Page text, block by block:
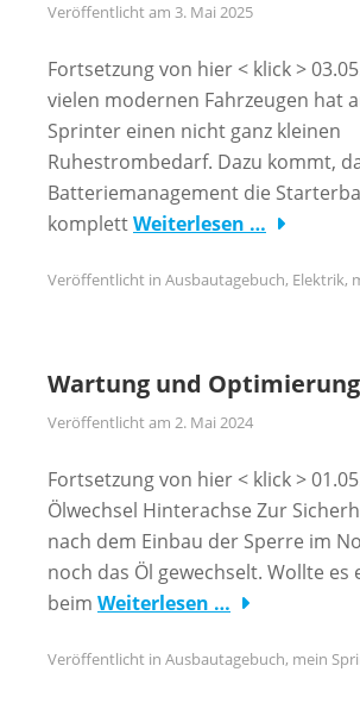
Veröffentlicht am 3. Mai 2025
Fortsetzung von hier < klick >
vielen modernen Fahrzeugen hat
Sprinter einen nicht ganz kleinen
Ruhestrombedarf. Dazu kommt,
Batteriemanagement die
komplettWeiterlesen …
Veröffentlicht in Ausbautagebuch, Elektrik,
Wartung und
Veröffentlicht am 2. Mai 2024
Fortsetzung von hier < klick >
Ölwechsel Hinterachse Zur
nach dem Einbau der Sperre im
noch das Öl gewechselt. Wollte es
beim Weiterlesen …
Veröffentlicht in Ausbautagebuch, mein